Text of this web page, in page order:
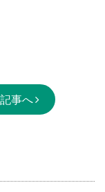
事へ